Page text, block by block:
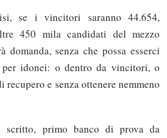
se i vincitori saranno 44.654,
450 mila candidati del mezzo
domanda, senza che possa esserci
idonei: o dentro da vincitori, o
recupero e senza ottenere nemmeno
scritto, primo banco di prova da